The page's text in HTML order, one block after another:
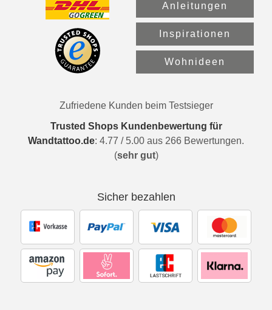
Anleitungen
Inspirationen
Wohnideen
Zufriedene Kunden beim Testsieger
Trusted Shops Kundenbewertung für
Wandtattoo.de: 4.77 / 5.00 aus 266 Bewertungen.
(sehr gut)
Sicher bezahlen